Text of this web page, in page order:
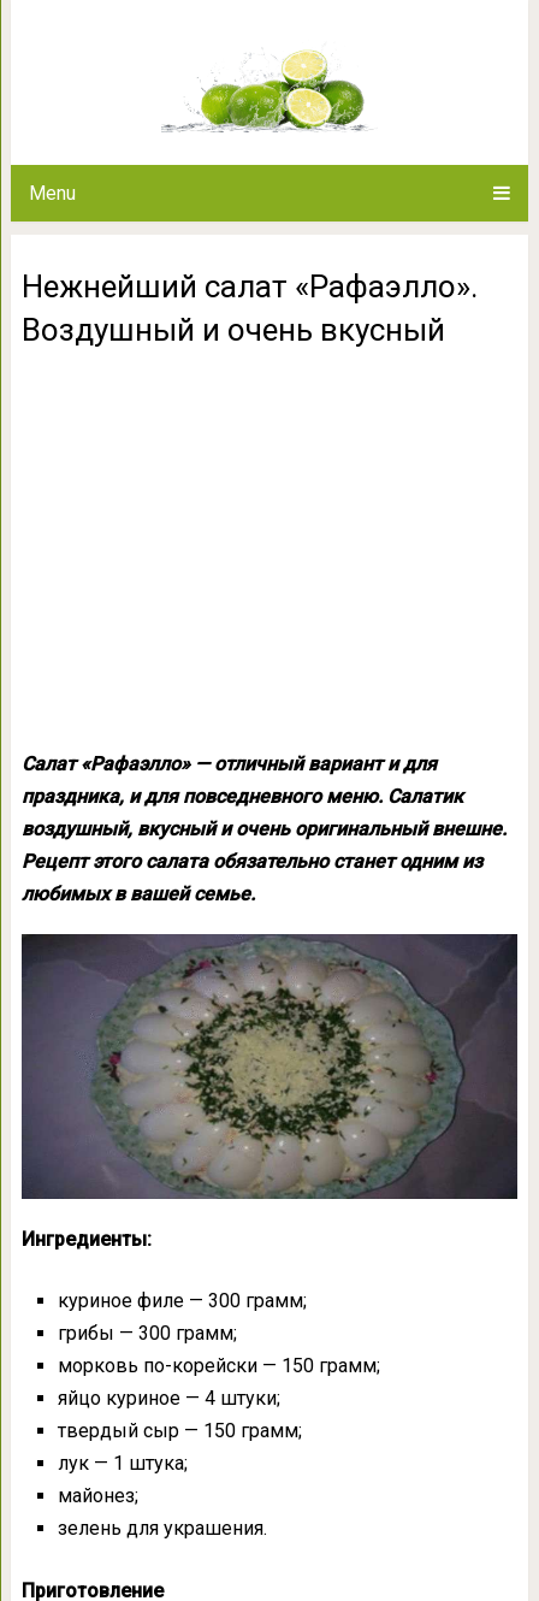
Menu
Нежнейший салат «Рафаэлло».
Воздушный и очень вкусный
Салат «Рафаэлло» — отличный вариант и для
праздника, и для повседневного меню. Салатик
воздушный, вкусный и очень оригинальный внешне.
Рецепт этого салата обязательно станет одним из
любимых в вашей семье.
Ингредиенты:
куриное филе — 300 грамм;
грибы — 300 грамм;
морковь по-корейски — 150 грамм;
яйцо куриное — 4 штуки;
твердый сыр — 150 грамм;
лук — 1 штука;
майонез;
зелень для украшения.
Приготовление